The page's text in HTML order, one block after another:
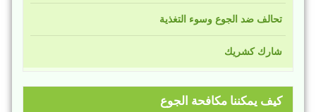
تحالف ضد الجوع وسوء التغذية
شارك كشريك
كيف يمكننا مكافحة الجوع